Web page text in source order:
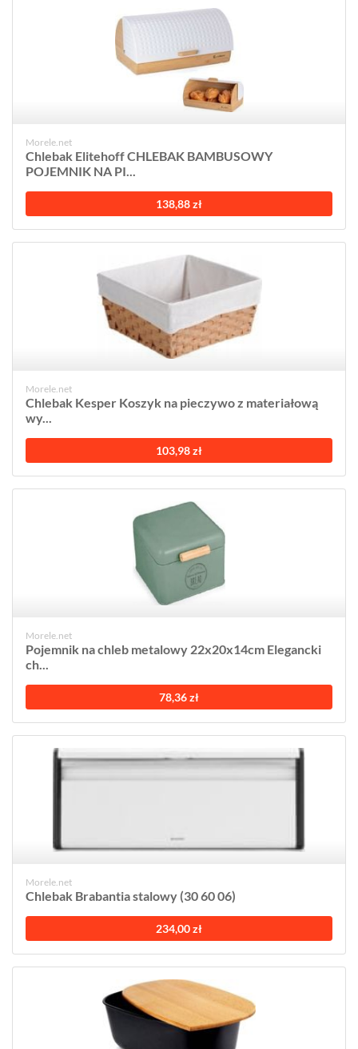
Morele.net
Chlebak Elitehoff CHLEBAK BAMBUSOWY
POJEMNIK NA PI...
138,88 zł
Morele.net
Chlebak Kesper Koszyk na pieczywo z materiałową
wy...
103,98 zł
Morele.net
Pojemnik na chleb metalowy 22x20x14cm Elegancki
ch...
78,36 zł
Morele.net
Chlebak Brabantia stalowy (30 60 06)
234,00 zł